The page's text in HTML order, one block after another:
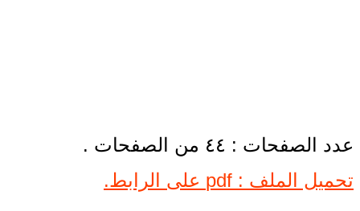
عدد الصفحات : ٤٤ من الصفحات .
تحميل الملف : pdf على الرابط.